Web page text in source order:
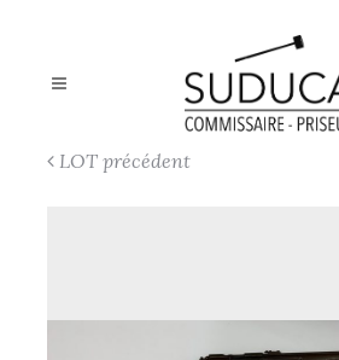
LOT précédent